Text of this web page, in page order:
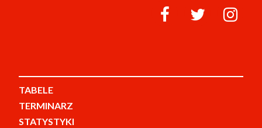
TABELE
TERMINARZ
STATYSTYKI